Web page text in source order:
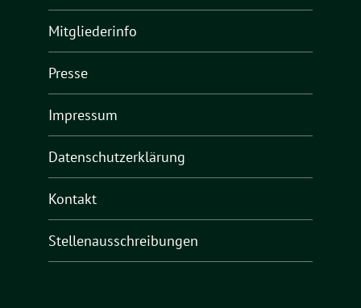
Mitgliederinfo
Presse
Impressum
Datenschutzerklärung
Kontakt
Stellenausschreibungen